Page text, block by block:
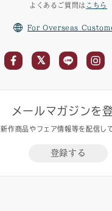
よくあるご質問は こちら
For Overseas
メールマガジンを
新作商品やフェア情報等を配信し
登録する